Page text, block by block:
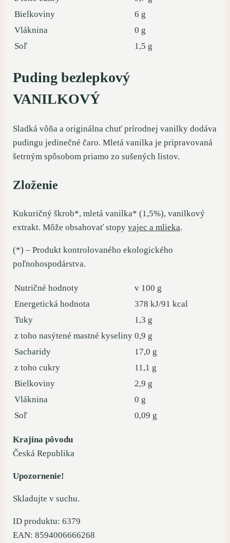
Bielkoviny
6 g
Vláknina
0 g
Soľ
1,5 g
Puding bezlepkový
VANILKOVÝ
Sladká vôňa a originálna chuť prírodnej vanilky dodáva
pudingu jedinečné čaro. Mletá vanilka je pripravovaná
šetrným spôsobom priamo zo sušených listov.
Zloženie
Kukuričný škrob*, mletá vanilka* (1,5%), vanilkový
extrakt. Môže obsahovať stopy vajec a mlieka.
(*) – Produkt kontrolovaného ekologického
poľnohospodárstva.
Nutričné hodnoty
v 100 g
Energetická hodnota
378 kJ/91 kcal
Tuky
1,3 g
z toho nasýtené mastné kyseliny 0,9 g
Sacharidy
17,0 g
z toho cukry
11,1 g
Bielkoviny
2,9 g
Vláknina
0 g
Soľ
0,09 g
Krajina pôvodu
Česká Republika
Upozornenie!
Skladujte v suchu.
ID produktu: 6379
EAN: 8594006666268